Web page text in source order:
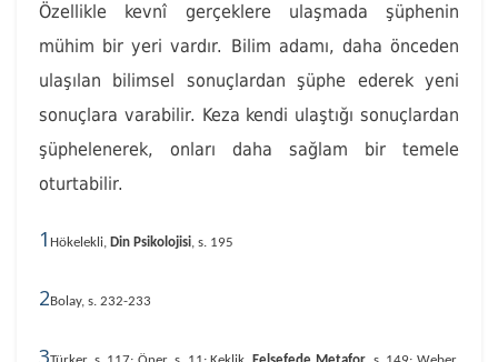
Özellikle kevnî gerçeklere ulaşmada şüphenin
mühim bir yeri vardır. Bilim adamı, daha önceden
ulaşılan bilimsel sonuçlardan şüphe ederek yeni
sonuçlara varabilir. Keza kendi ulaştığı sonuçlardan
şüphelenerek, onları daha sağlam bir temele
oturtabilir.
1 Hökelekli, Din Psikolojisi, s. 195
2Bolay, s. 232-233
3